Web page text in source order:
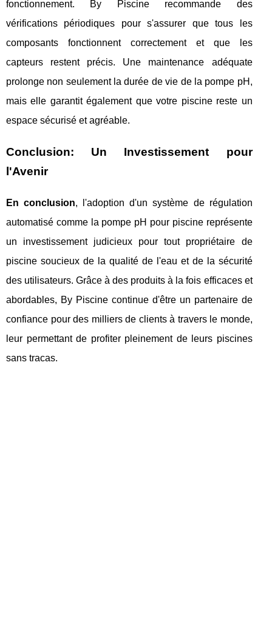
fonctionnement. By Piscine recommande des
vérifications périodiques pour s'assurer que tous les
composants fonctionnent correctement et que les
capteurs restent précis. Une maintenance adéquate
prolonge non seulement la durée de vie de la pompe pH,
mais elle garantit également que votre piscine reste un
espace sécurisé et agréable.
Conclusion: Un Investissement pour
l'Avenir
En conclusion, l'adoption d'un système de régulation
automatisé comme la pompe pH pour piscine représente
un investissement judicieux pour tout propriétaire de
piscine soucieux de la qualité de l'eau et de la sécurité
des utilisateurs. Grâce à des produits à la fois efficaces et
abordables, By Piscine continue d'être un partenaire de
confiance pour des milliers de clients à travers le monde,
leur permettant de profiter pleinement de leurs piscines
sans tracas.